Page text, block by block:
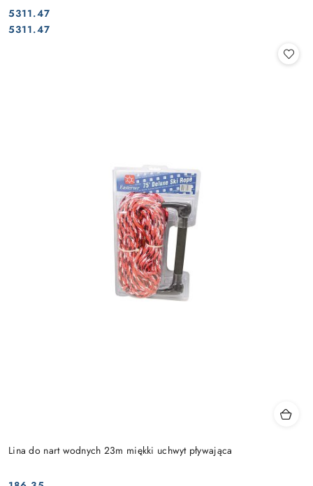
Cena:
5311.47
Cena:
5311.47
Lina do nart wodnych 23m miękki uchwyt pływająca